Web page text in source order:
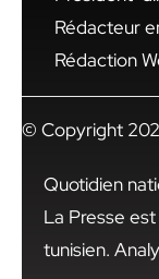
Rédacteur
Rédaction
© Copyright
Quotidien
La Presse
tunisien.